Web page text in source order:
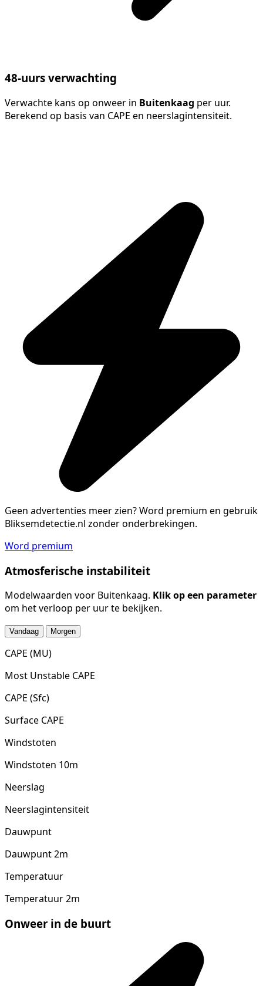
48-uurs verwachting
Verwachte kans op onweer in Buitenkaag per uur.
Berekend op basis van CAPE en neerslagintensiteit.
Geen advertenties meer zien?Word premium en gebruik
Bliksemdetectie.nl zonder onderbrekingen.
Word premium
Atmosferische instabiliteit
Modelwaarden voor Buitenkaag. Klik op een parameter
om het verloop per uur te bekijken.
Vandaag Morgen
CAPE (MU)
Most Unstable CAPE
CAPE (Sfc)
Surface CAPE
Windstoten
Windstoten 10m
Neerslag
Neerslagintensiteit
Dauwpunt
Dauwpunt 2m
Temperatuur
Temperatuur 2m
Onweer in de buurt